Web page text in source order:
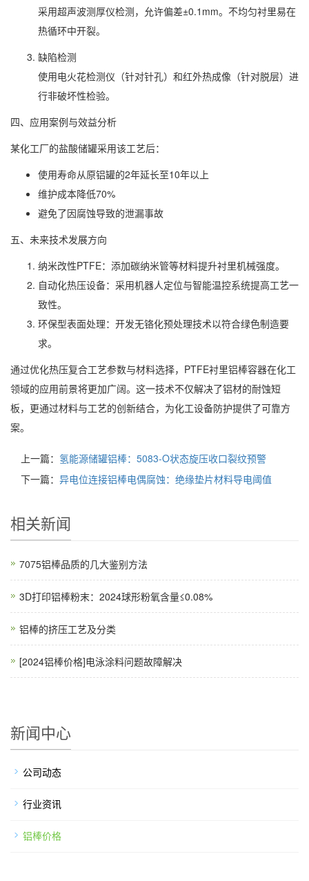
采用超声波测厚仪检测，允许偏差±0.1mm。不均匀衬里易在
热循环中开裂。
缺陷检测
使用电火花检测仪（针对针孔）和红外热成像（针对脱层）进
行非破坏性检验。
四、应用案例与效益分析
某化工厂的盐酸储罐采用该工艺后：
使用寿命从原铝罐的2年延长至10年以上
维护成本降低70%
避免了因腐蚀导致的泄漏事故
五、未来技术发展方向
纳米改性PTFE：添加碳纳米管等材料提升衬里机械强度。
自动化热压设备：采用机器人定位与智能温控系统提高工艺一
致性。
环保型表面处理：开发无铬化预处理技术以符合绿色制造要
求。
通过优化热压复合工艺参数与材料选择，PTFE衬里铝棒容器在化工
领域的应用前景将更加广阔。这一技术不仅解决了铝材的耐蚀短
板，更通过材料与工艺的创新结合，为化工设备防护提供了可靠方
案。
上一篇： 氢能源储罐铝棒：5083-O状态旋压收口裂纹预警
下一篇： 异电位连接铝棒电偶腐蚀：绝缘垫片材料导电阈值
相关新闻
7075铝棒品质的几大鉴别方法
3D打印铝棒粉末：2024球形粉氧含量≤0.08%
铝棒的挤压工艺及分类
[2024铝棒价格]电泳涂料问题故障解决
新闻中心
公司动态
行业资讯
铝棒价格